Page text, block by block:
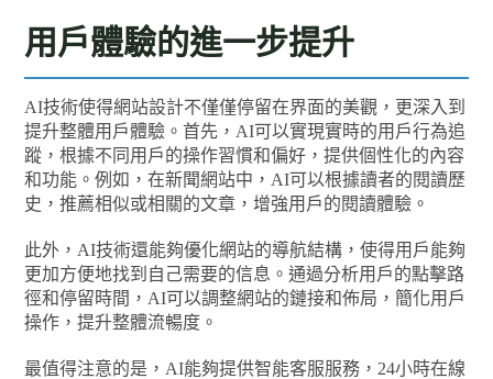
用戶體驗的進一步提升
AI技術使得網站設計不僅僅停留在界面的美觀，更深入到
提升整體用戶體驗。首先，AI可以實現實時的用戶行為追
蹤，根據不同用戶的操作習慣和偏好，提供個性化的內容
和功能。例如，在新聞網站中，AI可以根據讀者的閱讀歷
史，推薦相似或相關的文章，增強用戶的閱讀體驗。
此外，AI技術還能夠優化網站的導航結構，使得用戶能夠
更加方便地找到自己需要的信息。通過分析用戶的點擊路
徑和停留時間，AI可以調整網站的鏈接和佈局，簡化用戶
操作，提升整體流暢度。
最值得注意的是，AI能夠提供智能客服服務，24小時在線